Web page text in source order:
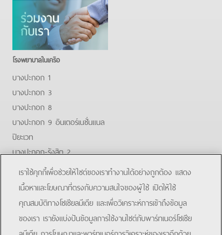
โรงพยาบาลในเครือ
บางปะกอก 1
บางปะกอก 3
บางปะกอก 8
บางปะกอก 9 อินเตอร์เนชั่นแนล
ปิยะเวท
บางปะกอก-รังสิต 2
บางปะกอกสมุทรปราการ
FacebookYoutubeLine
โรงพยาบาลบางปะกอก 9 อินเตอร์เนชั่นแนล
เราใช้คุกกี้เพื่อช่วยให้ไซต์ของเราทำงานได้อย่างถูกต้อง แสดง
เนื้อหาและโฆษณาที่ตรงกับความสนใจของผู้ใช้ เปิดให้ใช้
คุณสมบัติทางโซเชียลมีเดีย และเพื่อวิเคราะห์การเข้าถึงข้อมูล
ของเรา เรายังแบ่งปันข้อมูลการใช้งานไซต์กับพาร์ทเนอร์โซเชีย